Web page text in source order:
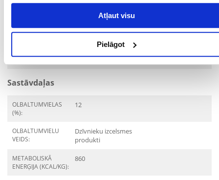
Atļaut visu
Pielāgot
Pieaudzis
ĪPAŠAS PRASĪBAS: Prasīgs
VECUMS NO:
Sastāvdaļas
OLBALTUMVIELAS
(%):
12
OLBALTUMVIELU
VEIDS:
Dzīvnieku izcelsmes
produkti
METABOLISKĀ
ENERĢIJA (KCAL/KG):
860